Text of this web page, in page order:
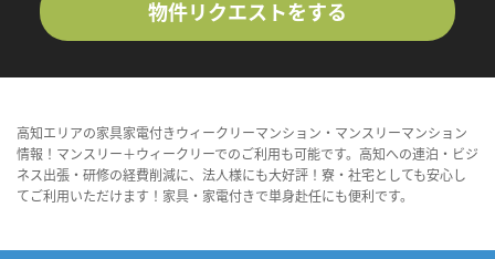
物件リクエストをする
高知エリアの家具家電付きウィークリーマンション・マンスリーマンション
情報！マンスリー＋ウィークリーでのご利用も可能です。高知への連泊・ビジ
ネス出張・研修の経費削減に、法人様にも大好評！寮・社宅としても安心し
てご利用いただけます！家具・家電付きで単身赴任にも便利です。